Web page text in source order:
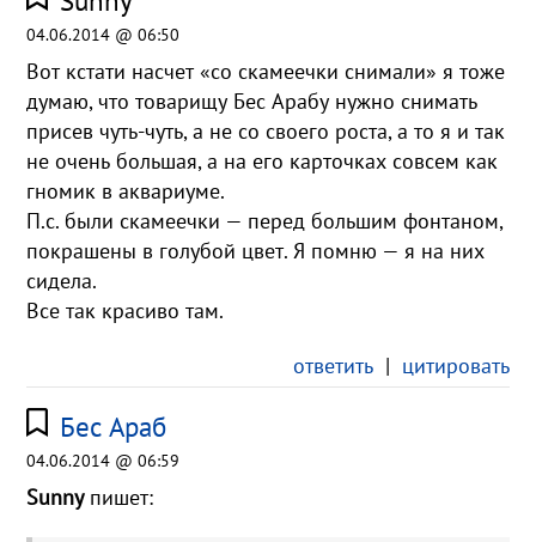
04.06.2014 @ 06:50
Вот кстати насчет «со скамеечки снимали» я тоже
думаю, что товарищу Бес Арабу нужно снимать
присев чуть-чуть, а не со своего роста, а то я и так
не очень большая, а на его карточках совсем как
гномик в аквариуме.
П.с. были скамеечки — перед большим фонтаном,
покрашены в голубой цвет. Я помню — я на них
сидела.
Все так красиво там.
ответить| цитировать
Бес Араб
04.06.2014 @ 06:59
Sunnyпишет: